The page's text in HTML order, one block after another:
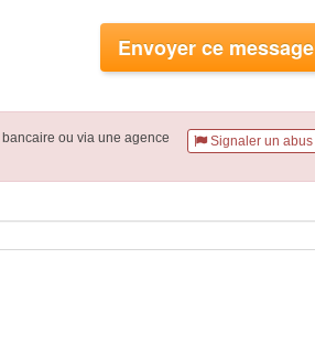
Envoyer ce message
Signaler un abus
bancaire ou via une agence